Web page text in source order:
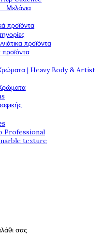
Μελάνια
προϊόντα
προϊόντα
Χρώματα | Heavy Body & Artist
Professional
texture
σας